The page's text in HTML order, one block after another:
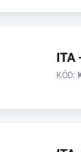
ITA
KÓD: